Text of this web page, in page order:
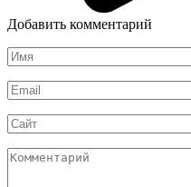
Добавить комментарий
Имя
*
Email
*
Сайт
Комментарий